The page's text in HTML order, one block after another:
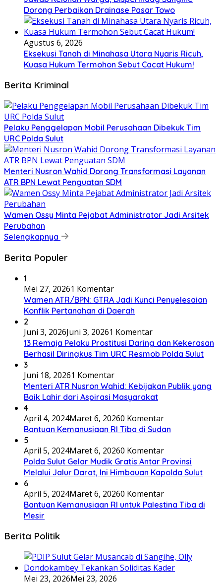
Dorong Perbaikan Drainase Pasar Towo
Agustus 6, 2026
Eksekusi Tanah di Minahasa Utara Nyaris Ricuh,
Kuasa Hukum Termohon Sebut Cacat Hukum!
Berita Kriminal
​Pelaku Penggelapan Mobil Perusahaan Dibekuk Tim
URC Polda Sulut
​Menteri Nusron Wahid Dorong Transformasi Layanan
ATR BPN Lewat Penguatan SDM
Wamen Ossy Minta Pejabat Administrator Jadi Arsitek
Perubahan
Selengkapnya
Berita Populer
1
Mei 27, 20261 Komentar
Wamen ATR/BPN: GTRA Jadi Kunci Penyelesaian
Konflik Pertanahan di Daerah
2
Juni 3, 2026Juni 3, 20261 Komentar
13 Remaja Pelaku Prostitusi Daring dan Kekerasan
Berhasil Diringkus Tim URC Resmob Polda Sulut
3
Juni 18, 20261 Komentar
Menteri ATR Nusron Wahid: Kebijakan Publik yang
Baik Lahir dari Aspirasi Masyarakat
4
April 4, 2024Maret 6, 20260 Komentar
Bantuan Kemanusiaan RI Tiba di Sudan
5
April 5, 2024Maret 6, 20260 Komentar
Polda Sulut Gelar Mudik Gratis Antar Provinsi
Melalui Jalur Darat, Ini Himbauan Kapolda Sulut
6
April 5, 2024Maret 6, 20260 Komentar
Bantuan Kemanusiaan RI untuk Palestina Tiba di
Mesir
Berita Politik
Mei 23, 2026Mei 23, 2026